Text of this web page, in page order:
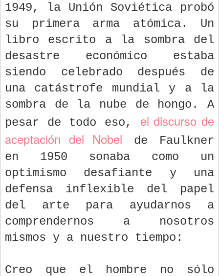
1949, la Unión Soviética probó
su primera arma atómica. Un
libro escrito a la sombra del
desastre económico estaba
siendo celebrado después de
una catástrofe mundial y a la
sombra de la nube de hongo. A
pesar de todo eso, el discurso de
aceptación del Nobel de Faulkner
en 1950 sonaba como un
optimismo desafiante y una
defensa inflexible del papel
del arte para ayudarnos a
comprendernos a nosotros
mismos y a nuestro tiempo:
Creo que el hombre no sólo